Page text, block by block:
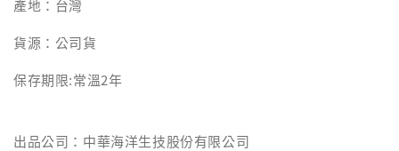
產地：台灣
貨源：公司貨
保存期限:常溫2年
出品公司：中華海洋生技股份有限公司